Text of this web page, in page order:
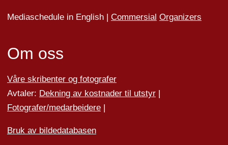
Mediaschedule in English | Commersial Organizers
Om oss
Våre skribenter og fotografer
Avtaler: Dekning av kostnader til utstyr|
Fotografer/medarbeidere|
Bruk av bildedatabasen